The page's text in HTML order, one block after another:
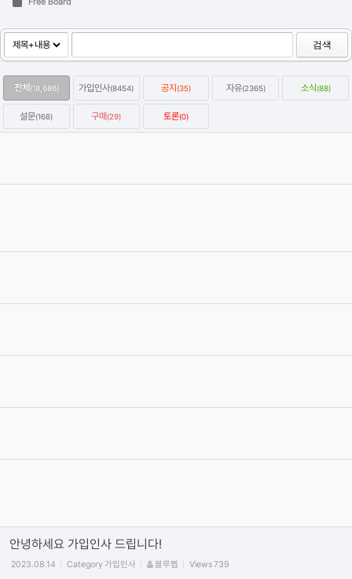
검색
전체 (18,686) 가입인사(8454) 공지(35) 자유(2365) 소식(88)
설문(168) 구매(29) 토론(0)
안녕하세요 가입인사 드립니다!
2023.08.14 Category가입인사 블루삡 Views739